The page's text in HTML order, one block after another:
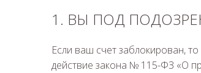
1. ВЫ ПОД
Если ваш счет заблокирован,
действие закона № 115-ФЗ «О